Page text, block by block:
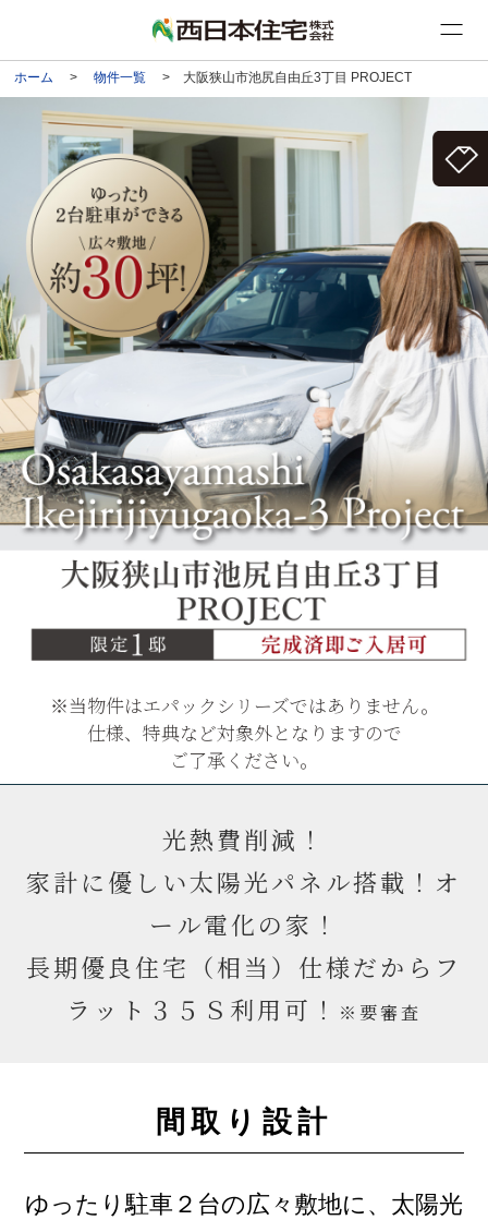
ホーム >物件一覧 > 大阪狭山市池尻自由丘3丁目 PROJECT
※当物件はエパックシリーズではありません。
仕様、特典など対象外となりますので
ご了承ください。
光熱費削減！
家計に優しい太陽光パネル搭載！オ
ール電化の家！
長期優良住宅（相当）仕様だからフ
ラット３５Ｓ利用可！
※要審査
間取り設計
ゆったり駐車２台の広々敷地に、太陽光